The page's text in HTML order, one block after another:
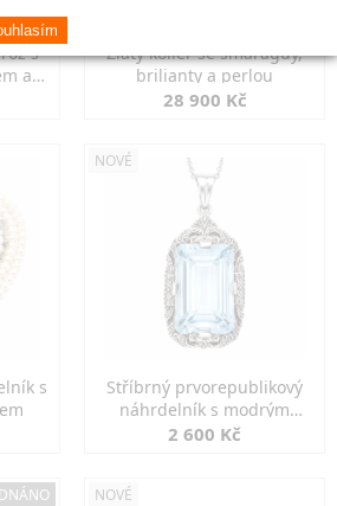
s
a
Zlatý kolier se smaragdy,
brilianty a perlou
28 900 Kč
s
NOVÉ
Stříbrný prvorepublikový
náhrdelník s modrým
spinelem
2 600 Kč
NOVÉ